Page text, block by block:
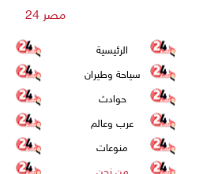
مصر 24
الرئيسية
سياحة وطيران
حوادث
عرب وعالم
منوعات
من نحن